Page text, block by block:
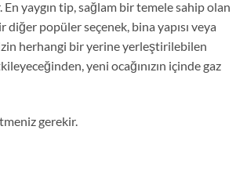
yaygın tip, sağlam bir temele sahip olan
popüler seçenek, bina yapısı veya
herhangi bir yerine yerleştirilebilen
yeni ocağınızın içinde gaz
gerekir.